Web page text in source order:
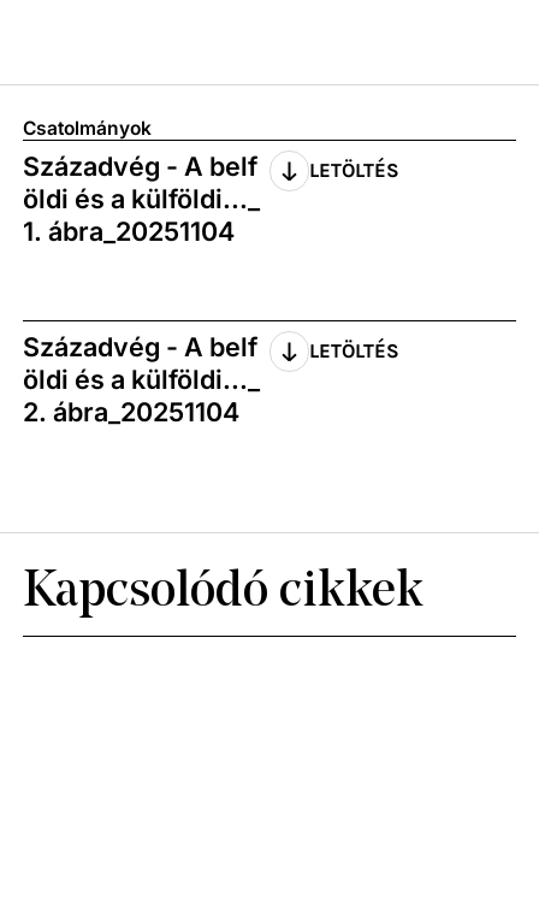
Csatolmányok
Századvég - A belf
öldi és a külföldi..._
1. ábra_20251104
LETÖLTÉS
Századvég - A belf
öldi és a külföldi..._
2. ábra_20251104
LETÖLTÉS
Kapcsolódó cikkek